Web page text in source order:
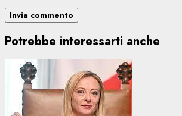
Potrebbe interessarti anche